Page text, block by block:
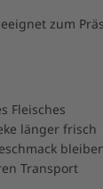
zum
Fleisches
länger frisch
Transport